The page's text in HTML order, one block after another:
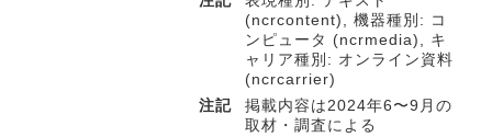
(ncrcontent), 機器種別: コ
ンピュータ (ncrmedia), キ
ャリア種別: オンライン資料
(ncrcarrier)
注記
掲載内容は2024年6〜9月の
取材・調査による